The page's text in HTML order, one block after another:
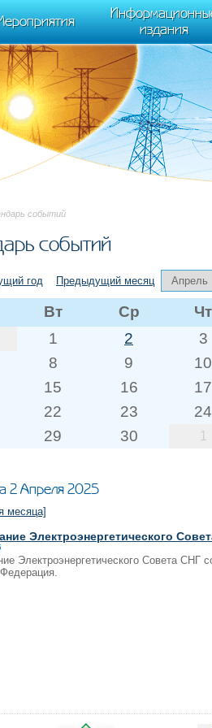
return; }}
trackLinks:true,
издания
событий
событий
год Предыдущий месяц
Вт Ср Чт
1 2 3
8 9 10
15 16 17
22 23 24
29 30 1
2 Апреля 2025
месяца]
Электроэнергетического
Электроэнергетического Совета СНГ